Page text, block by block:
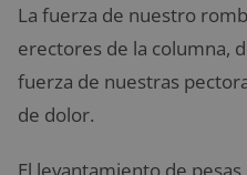
La fuerza de nuestro
erectores de la columna,
fuerza de nuestras
de dolor.